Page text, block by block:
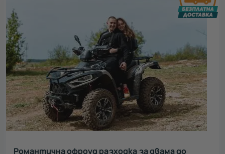
Романтична офроуд разходка за двама до